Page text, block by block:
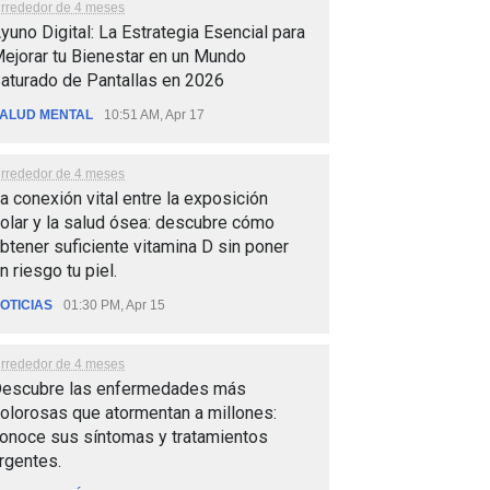
de 4 meses
Digital: La Estrategia Esencial para
tu Bienestar en un Mundo
de Pantallas en 2026
MENTAL 10:51 AM, Apr 17
de 4 meses
conexión vital entre la exposición
y la salud ósea: descubre cómo
suficiente vitamina D sin poner
riesgo tu piel.
01:30 PM, Apr 15
de 4 meses
las enfermedades más
que atormentan a millones:
sus síntomas y tratamientos